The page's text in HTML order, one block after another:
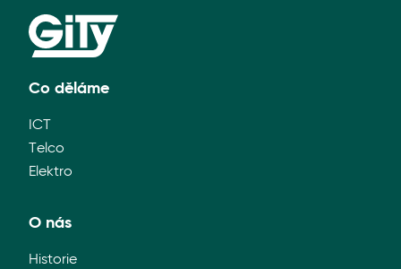
Co děláme
ICT
Telco
Elektro
O nás
Historie